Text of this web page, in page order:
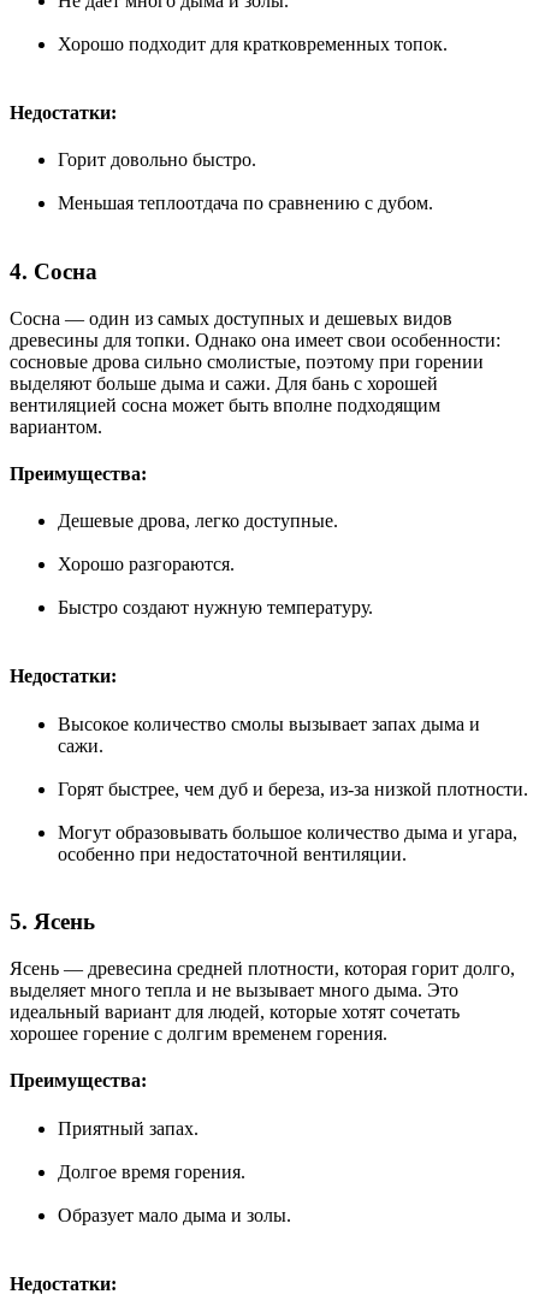
Хорошо подходит для кратковременных топок.
Недостатки:
Горит довольно быстро.
Меньшая теплоотдача по сравнению с дубом.
4. Сосна
Сосна — один из самых доступных и дешевых видов
древесины для топки. Однако она имеет свои особенности:
сосновые дрова сильно смолистые, поэтому при горении
выделяют больше дыма и сажи. Для бань с хорошей
вентиляцией сосна может быть вполне подходящим
вариантом.
Преимущества:
Дешевые дрова, легко доступные.
Хорошо разгораются.
Быстро создают нужную температуру.
Недостатки:
Высокое количество смолы вызывает запах дыма и
сажи.
Горят быстрее, чем дуб и береза, из-за низкой плотности.
Могут образовывать большое количество дыма и угара,
особенно при недостаточной вентиляции.
5. Ясень
Ясень — древесина средней плотности, которая горит долго,
выделяет много тепла и не вызывает много дыма. Это
идеальный вариант для людей, которые хотят сочетать
хорошее горение с долгим временем горения.
Преимущества:
Приятный запах.
Долгое время горения.
Образует мало дыма и золы.
Недостатки: